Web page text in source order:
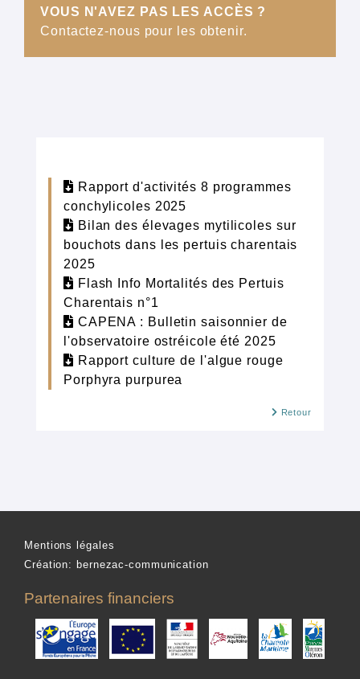
VOUS N'AVEZ PAS LES ACCÈS ?
Contactez-nous pour les obtenir.
Rapport d'activités 8 programmes
conchylicoles 2025
Bilan des élevages mytilicoles sur
bouchots dans les pertuis charentais
2025
Flash Info Mortalités des Pertuis
Charentais n°1
CAPENA : Bulletin saisonnier de
l'observatoire ostréicole été 2025
Rapport culture de l'algue rouge
Porphyra purpurea
Retour
Mentions légales
Création: bernezac-communication
Partenaires financiers